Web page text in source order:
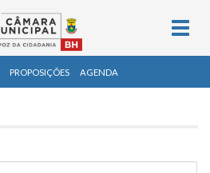
PROPOSIÇÕES AGENDA